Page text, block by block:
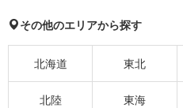
その他のエリアから探す
北海道 東北
北陸 東海